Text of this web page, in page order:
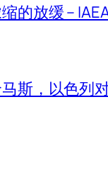
的放缓 –
斯，以色列